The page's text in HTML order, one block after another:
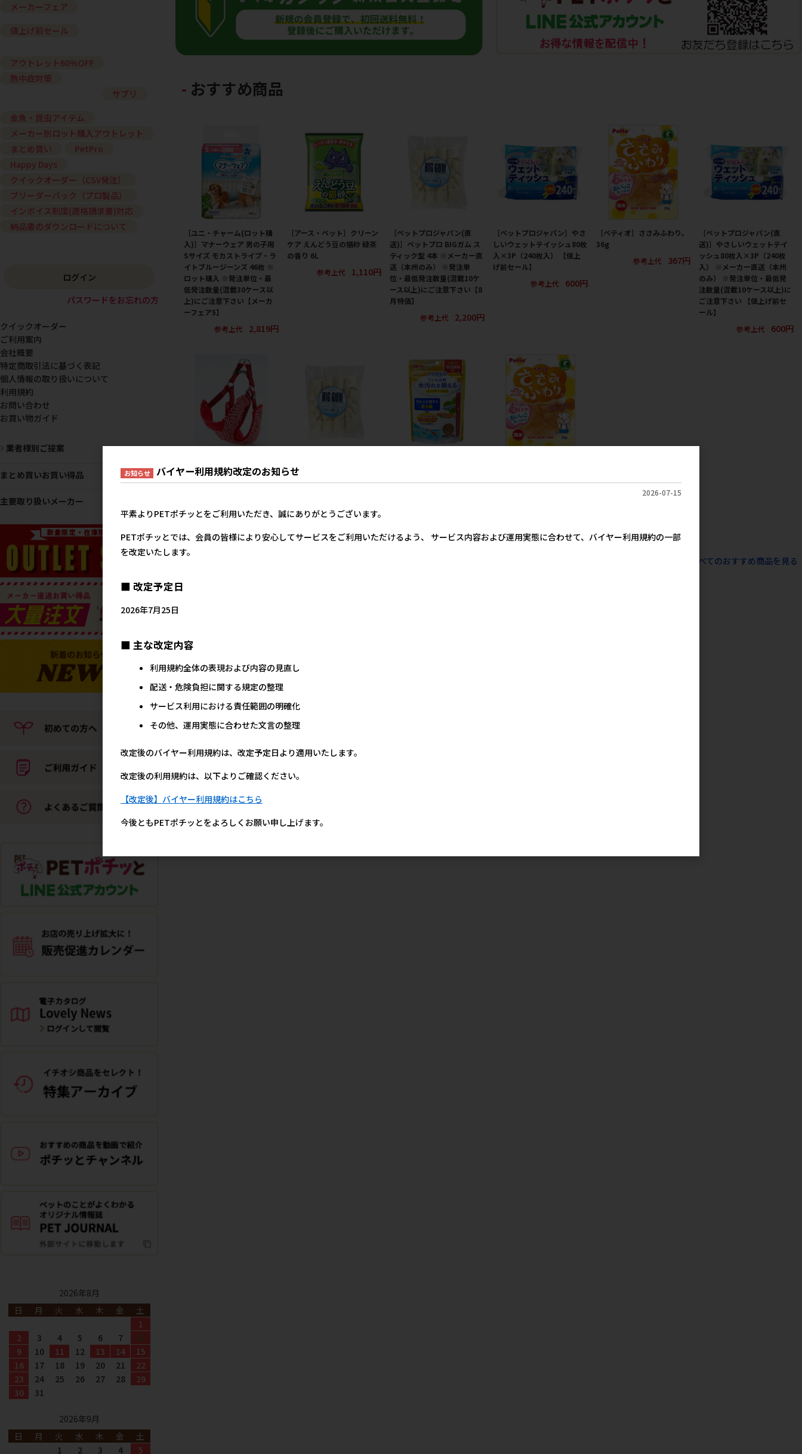
おすすめ商品
［ユニ・チャーム(ロット購
入)］マナーウェア 男の子用
Sサイズ モカストライプ・ラ
イトブルージーンズ 46枚 ※
ロット購入 ※発注単位・最
低発注数量(混載30ケース以
上)にご注意下さい【メーカ
ーフェア5】
参考上代
2,819円
［アース・ペット］クリーン
ケア えんどう豆の猫砂 緑茶
の香り 6L
参考上代
1,110円
［ペットプロジャパン(直
送)］ペットプロ BIGガム ス
ティック型 4本 ※メーカー直
送（本州のみ） ※発注単
位・最低発注数量(混載10ケ
ース以上)にご注意下さい【8
月特価】
参考上代
2,200円
［ペットプロジャパン］やさ
しいウェットテイッシュ80枚
入×3P（240枚入） 【値上
げ前セール】
参考上代
600円
［ペティオ］ささみふわり。
36g
参考上代
367円
［ペットプロジャパン(直
送)］やさしいウェットテイ
ッシュ80枚入×3P（240枚
入） ※メーカー直送（本州
のみ） ※発注単位・最低発
注数量(混載10ケース以上)に
ご注意下さい 【値上げ前セ
ール】
参考上代
600円
ハーネス M レッド
トプロ BIGガム スティック型
4本【8月特価】
ロバイオフードクリア 130g
参考上代
590円
※発注単位・最低発注数量
すべてのおすすめ商品を見る
メーカーフェア
値上げ前セール
アウトレット60%OFF
熱中症対策
サプリ
金魚・昆虫アイテム
メーカー別ロット購入アウトレット
まとめ買い
PetPro
Happy Days
クイックオーダー（CSV発注）
ブリーダーパック（プロ製品）
インボイス制度(適格請求書)対応
納品書のダウンロードについて
ログイン
パスワードをお忘れの方
クイックオーダー
ご利用案内
会社概要
特定商取引法に基づく表記
個人情報の取り扱いについて
利用規約
お問い合わせ
お買い物ガイド
業者様別ご提案
まとめ買いお買い得品
主要取り扱いメーカー
2026年8月
日
月 火 水 木 金
土
1
2
3 4 5 6 7
8
9
10 11 12 13 14
15
16
17 18 19 20 21
22
23
24 25 26 27 28
29
30
31
2026年9月
日
月 火 水 木 金
土
1
2 3 4 5
お知らせ バイヤー利用規約改定のお知らせ
2026-07-15
平素よりPETポチッとをご利用いただき、誠にありがとうございます。
PETポチッとでは、会員の皆様により安心してサービスをご利用いただけるよう、 サービス内容および運用実態に合わせて、バイヤー利用規約の一部
を改定いたします。
■ 改定予定日
2026年7月25日
■ 主な改定内容
利用規約全体の表現および内容の見直し
配送・危険負担に関する規定の整理
サービス利用における責任範囲の明確化
その他、運用実態に合わせた文言の整理
改定後のバイヤー利用規約は、改定予定日より適用いたします。
改定後の利用規約は、以下よりご確認ください。
【改定後】バイヤー利用規約はこちら
今後ともPETポチッとをよろしくお願い申し上げます。